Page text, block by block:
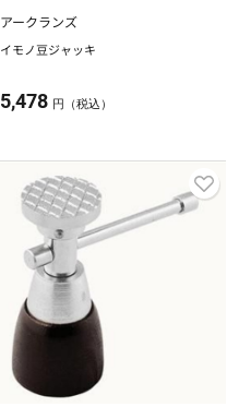
アークランズ
イモノ豆ジャッキ
5,478 円（税込）